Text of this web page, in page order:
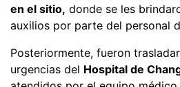
en el sitio, donde se les
auxilios por parte del personal
Posteriormente, fueron
urgencias del Hospital de